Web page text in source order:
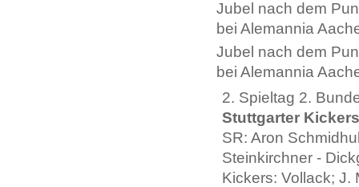
Jubel nach dem
bei Alemannia
Jubel nach dem
bei Alemannia
2. Spieltag 2.
Stuttgarter
SR: Aron
Steinkirchner -
Kickers: Vollack; J.